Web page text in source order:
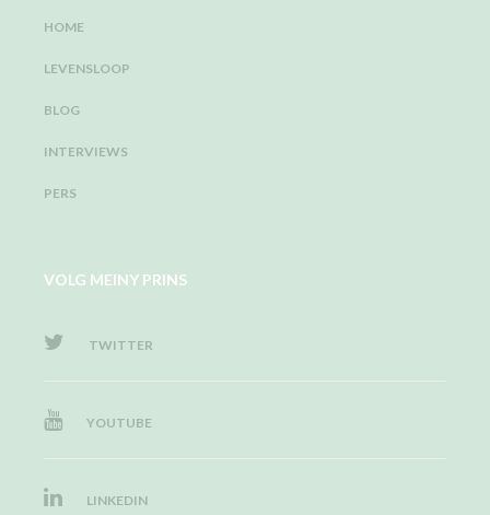
HOME
LEVENSLOOP
BLOG
INTERVIEWS
PERS
VOLG MEINY PRINS
TWITTER
YOUTUBE
LINKEDIN